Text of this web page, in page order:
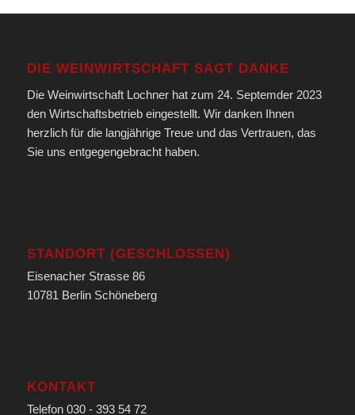
DIE WEINWIRTSCHAFT SAGT DANKE
Die Weinwirtschaft Lochner hat zum 24. Septemder 2023
den Wirtschaftsbetrieb eingestellt. Wir danken Ihnen
herzlich für die langjährige Treue und das Vertrauen, das
Sie uns entgegengebracht haben.
STANDORT (GESCHLOSSEN)
Eisenacher Strasse 86
10781 Berlin Schöneberg
KONTAKT
Telefon 030 - 393 54 72